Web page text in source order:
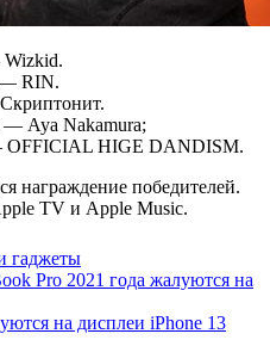
— RIN.
Aya Nakamura;
OFFICIAL HIGE DANDISM.
награждение победителей.
TV и Apple Music.
гаджеты
Pro 2021 года жалуются на
на дисплеи iPhone 13